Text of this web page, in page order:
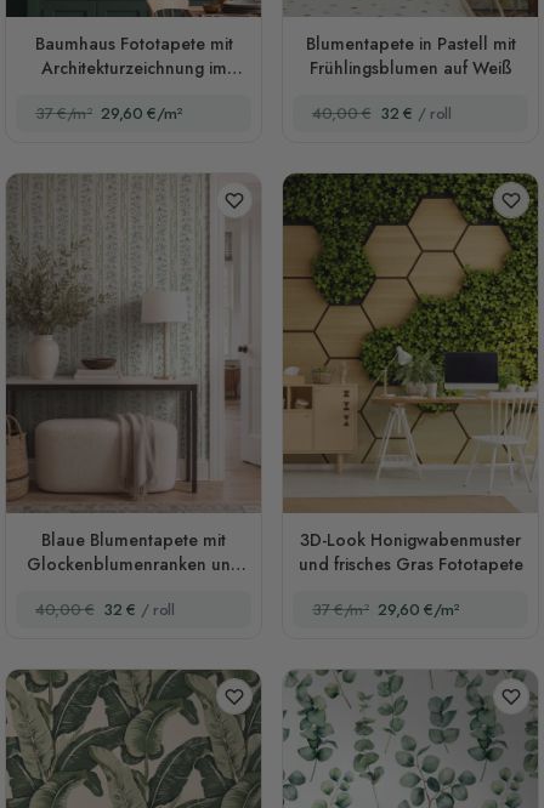
Baumhaus Fototapete mit
Architekturzeichnung im
37 €/m² 29,60 €/m²
Blumentapete in Pastell mit
Frühlingsblumen auf Weiß
40,00 € 32 € / roll
Blaue Blumentapete mit
Glockenblumenranken und
40,00 € 32 € / roll
3D-Look Honigwabenmuster
und frisches Gras Fototapete
37 €/m² 29,60 €/m²